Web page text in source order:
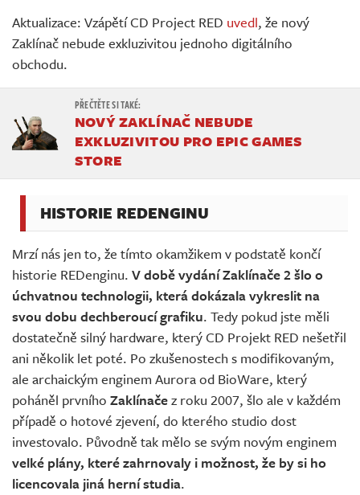
Aktualizace: Vzápětí CD Project RED uvedl, že nový
Zaklínač nebude exkluzivitou jednoho digitálního
obchodu.
NOVÝ ZAKLÍNAČ NEBUDE
EXKLUZIVITOU PRO EPIC GAMES
STORE
HISTORIE REDENGINU
Mrzí nás jen to, že tímto okamžikem v podstatě končí
historie REDenginu. V době vydání Zaklínače 2 šlo o
úchvatnou technologii, která dokázala vykreslit na
svou dobu dechberoucí grafiku. Tedy pokud jste měli
dostatečně silný hardware, který CD Projekt RED nešetřil
ani několik let poté. Po zkušenostech s modifikovaným,
ale archaickým enginem Aurora od BioWare, který
poháněl prvního Zaklínačez roku 2007, šlo ale v každém
případě o hotové zjevení, do kterého studio dost
investovalo. Původně tak mělo se svým novým enginem
velké plány, které zahrnovaly i možnost, že by si ho
licencovala jiná herní studia.